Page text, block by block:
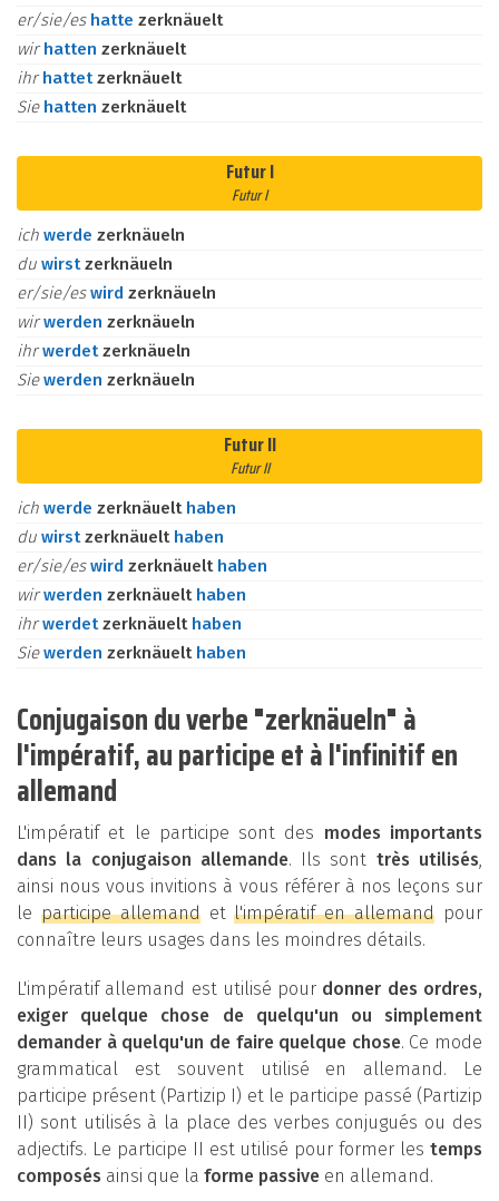
er/sie/es hatte zerknäuelt
wirhatten zerknäuelt
ihrhattetzerknäuelt
Sie hatten zerknäuelt
Futur I
Futur I
ich werde zerknäueln
du wirstzerknäueln
er/sie/eswird zerknäueln
wirwerden zerknäueln
ihrwerdetzerknäueln
Siewerden zerknäueln
Futur II
Futur II
ich werde zerknäuelt haben
du wirstzerknäuelt haben
er/sie/eswird zerknäuelt haben
wirwerden zerknäuelt haben
ihrwerdetzerknäuelt haben
Siewerden zerknäuelt haben
Conjugaison du verbe "zerknäueln" à
l'impératif, au participe et à l'infinitif en
allemand
L'impératif et le participe sont des modes importants
dans la conjugaison allemande. Ils sont très utilisés,
ainsi nous vous invitions à vous référer à nos leçons sur
le participe allemandetl'impératif en allemand pour
connaître leurs usages dans les moindres détails.
L'impératif allemand est utilisé pour donner des ordres,
exiger quelque chose de quelqu'un ou simplement
demander à quelqu'un de faire quelque chose. Ce mode
grammatical est souvent utilisé en allemand. Le
participe présent (Partizip I) et le participe passé (Partizip
II) sont utilisés à la place des verbes conjugués ou des
adjectifs. Le participe II est utilisé pour former les temps
composés ainsi que la forme passive en allemand.